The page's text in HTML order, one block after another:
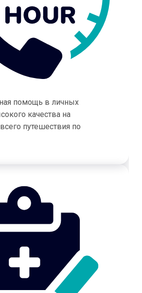
помощь в личных
качества на
путешествия по